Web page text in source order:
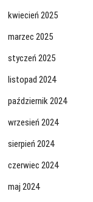
kwiecień 2025
marzec 2025
styczeń 2025
listopad 2024
październik 2024
wrzesień 2024
sierpień 2024
czerwiec 2024
maj 2024